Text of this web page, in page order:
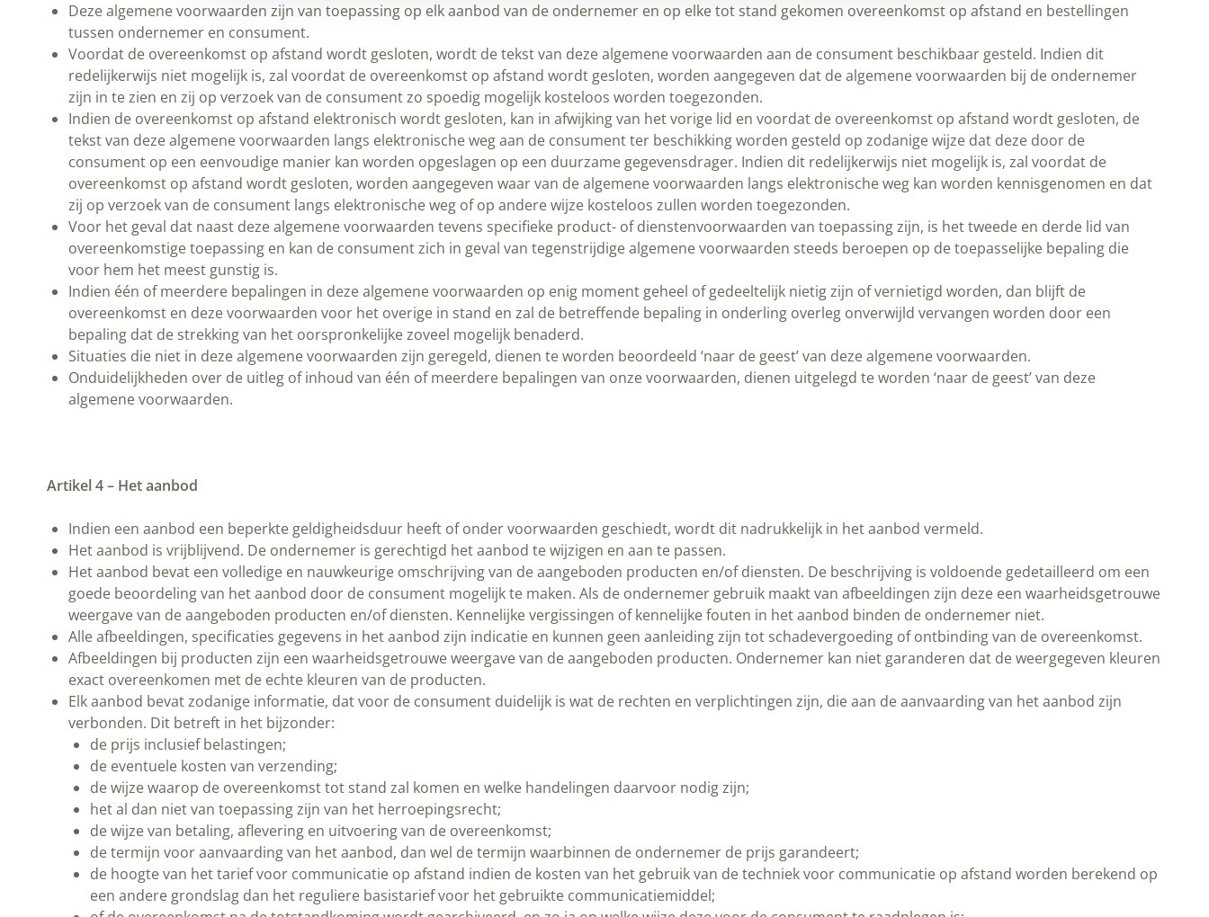
Deze algemene voorwaarden zijn van toepassing op elk aanbod van de ondernemer en op elke tot stand gekomen overeenkomst op afstand en bestellingen
tussen ondernemer en consument.
Voordat de overeenkomst op afstand wordt gesloten, wordt de tekst van deze algemene voorwaarden aan de consument beschikbaar gesteld. Indien dit
redelijkerwijs niet mogelijk is, zal voordat de overeenkomst op afstand wordt gesloten, worden aangegeven dat de algemene voorwaarden bij de ondernemer
zijn in te zien en zij op verzoek van de consument zo spoedig mogelijk kosteloos worden toegezonden.
Indien de overeenkomst op afstand elektronisch wordt gesloten, kan in afwijking van het vorige lid en voordat de overeenkomst op afstand wordt gesloten, de
tekst van deze algemene voorwaarden langs elektronische weg aan de consument ter beschikking worden gesteld op zodanige wijze dat deze door de
consument op een eenvoudige manier kan worden opgeslagen op een duurzame gegevensdrager. Indien dit redelijkerwijs niet mogelijk is, zal voordat de
overeenkomst op afstand wordt gesloten, worden aangegeven waar van de algemene voorwaarden langs elektronische weg kan worden kennisgenomen en dat
zij op verzoek van de consument langs elektronische weg of op andere wijze kosteloos zullen worden toegezonden.
Voor het geval dat naast deze algemene voorwaarden tevens specifieke product- of dienstenvoorwaarden van toepassing zijn, is het tweede en derde lid van
overeenkomstige toepassing en kan de consument zich in geval van tegenstrijdige algemene voorwaarden steeds beroepen op de toepasselijke bepaling die
voor hem het meest gunstig is.
Indien één of meerdere bepalingen in deze algemene voorwaarden op enig moment geheel of gedeeltelijk nietig zijn of vernietigd worden, dan blijft de
overeenkomst en deze voorwaarden voor het overige in stand en zal de betreffende bepaling in onderling overleg onverwijld vervangen worden door een
bepaling dat de strekking van het oorspronkelijke zoveel mogelijk benaderd.
Situaties die niet in deze algemene voorwaarden zijn geregeld, dienen te worden beoordeeld ‘naar de geest’ van deze algemene voorwaarden.
Onduidelijkheden over de uitleg of inhoud van één of meerdere bepalingen van onze voorwaarden, dienen uitgelegd te worden ‘naar de geest’ van deze
algemene voorwaarden.
Artikel 4 – Het aanbod
Indien een aanbod een beperkte geldigheidsduur heeft of onder voorwaarden geschiedt, wordt dit nadrukkelijk in het aanbod vermeld.
Het aanbod is vrijblijvend. De ondernemer is gerechtigd het aanbod te wijzigen en aan te passen.
Het aanbod bevat een volledige en nauwkeurige omschrijving van de aangeboden producten en/of diensten. De beschrijving is voldoende gedetailleerd om een
goede beoordeling van het aanbod door de consument mogelijk te maken. Als de ondernemer gebruik maakt van afbeeldingen zijn deze een waarheidsgetrouwe
weergave van de aangeboden producten en/of diensten. Kennelijke vergissingen of kennelijke fouten in het aanbod binden de ondernemer niet.
Alle afbeeldingen, specificaties gegevens in het aanbod zijn indicatie en kunnen geen aanleiding zijn tot schadevergoeding of ontbinding van de overeenkomst.
Afbeeldingen bij producten zijn een waarheidsgetrouwe weergave van de aangeboden producten. Ondernemer kan niet garanderen dat de weergegeven kleuren
exact overeenkomen met de echte kleuren van de producten.
Elk aanbod bevat zodanige informatie, dat voor de consument duidelijk is wat de rechten en verplichtingen zijn, die aan de aanvaarding van het aanbod zijn
verbonden. Dit betreft in het bijzonder:
de prijs inclusief belastingen;
de eventuele kosten van verzending;
de wijze waarop de overeenkomst tot stand zal komen en welke handelingen daarvoor nodig zijn;
het al dan niet van toepassing zijn van het herroepingsrecht;
de wijze van betaling, aflevering en uitvoering van de overeenkomst;
de termijn voor aanvaarding van het aanbod, dan wel de termijn waarbinnen de ondernemer de prijs garandeert;
de hoogte van het tarief voor communicatie op afstand indien de kosten van het gebruik van de techniek voor communicatie op afstand worden berekend op
een andere grondslag dan het reguliere basistarief voor het gebruikte communicatiemiddel;